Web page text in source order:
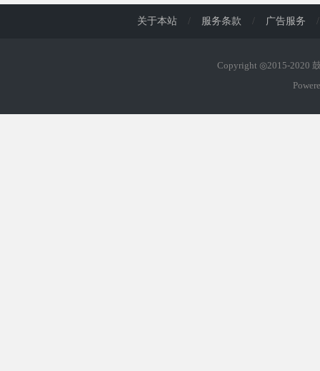
关于本站 / 服务条款 / 广告服务 /
Copyright ◎2015-2020